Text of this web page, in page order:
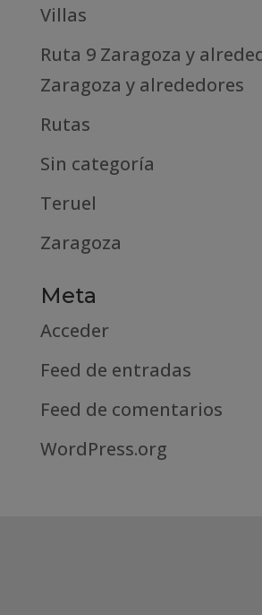
Villas
Ruta 9 Zaragoza y
Zaragoza y alrededores
Rutas
Sin categoría
Teruel
Zaragoza
Meta
Acceder
Feed de entradas
Feed de comentarios
WordPress.org